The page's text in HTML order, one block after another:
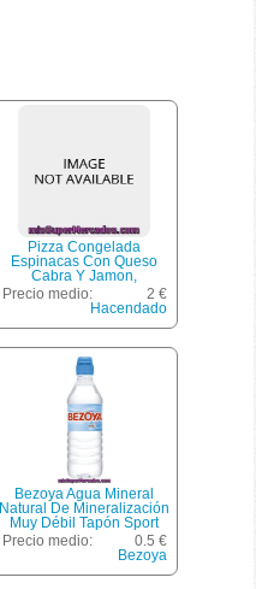
Pizza Congelada
Espinacas Con Queso
Cabra Y Jamon,
Hacendado, U 380 G
Precio medio:
2 €
Hacendado
Bezoya Agua Mineral
Natural De Mineralización
Muy Débil Tapón Sport
Botella 50 Cl
Precio medio:
0.5 €
Bezoya